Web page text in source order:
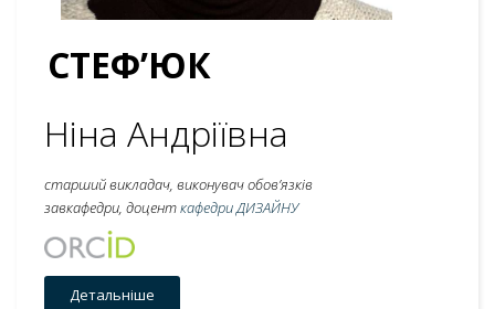
СТЕФ’ЮК
Ніна Андріївна
старший викладач, виконувач обов’язків
завкафедри, доценткафедри ДИЗАЙНУ
Детальніше